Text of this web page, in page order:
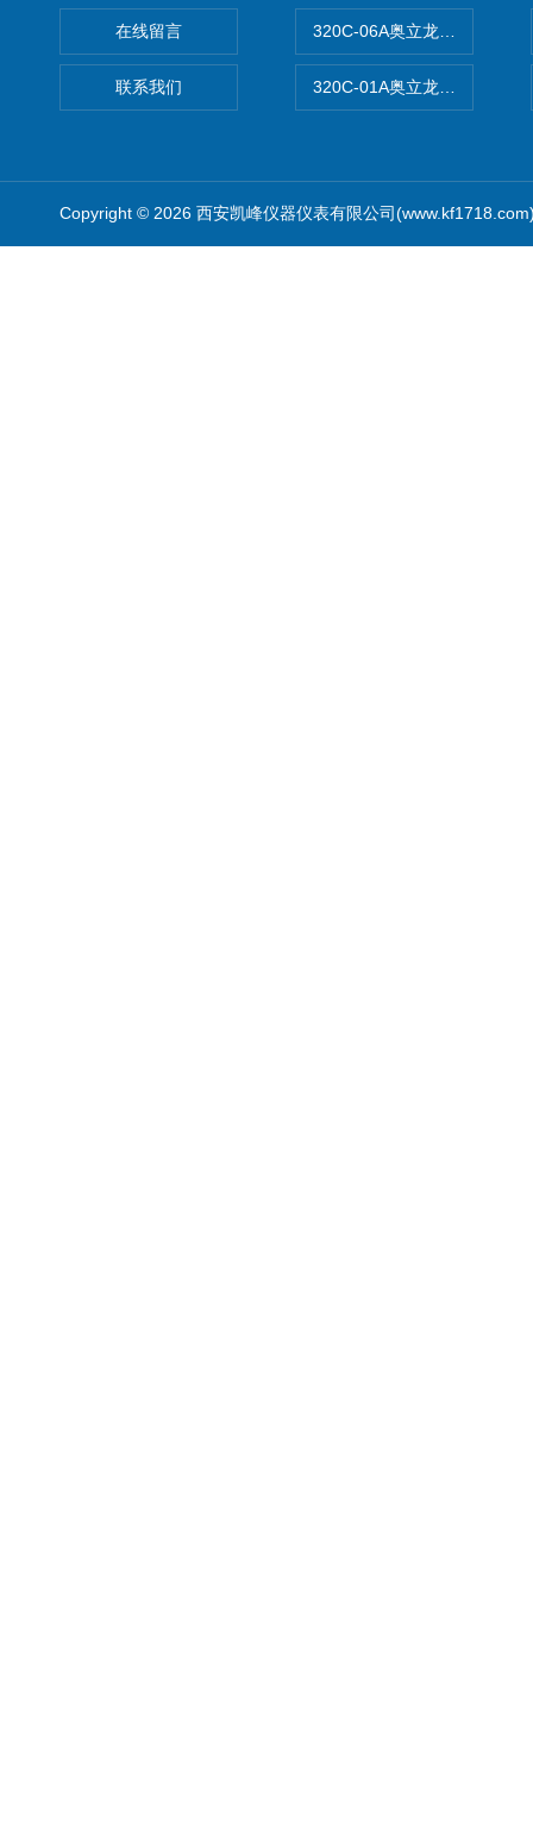
在线留言
联系我们
320C-06A奥立龙实验室便携
320C-01A奥立龙实验室便携
Copyright © 2026 西安凯峰仪器仪表有限公司